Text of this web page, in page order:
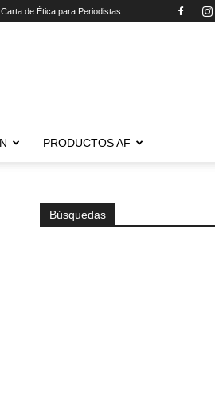
Carta de Ética para Periodistas
PRODUCTOS AF
Búsquedas